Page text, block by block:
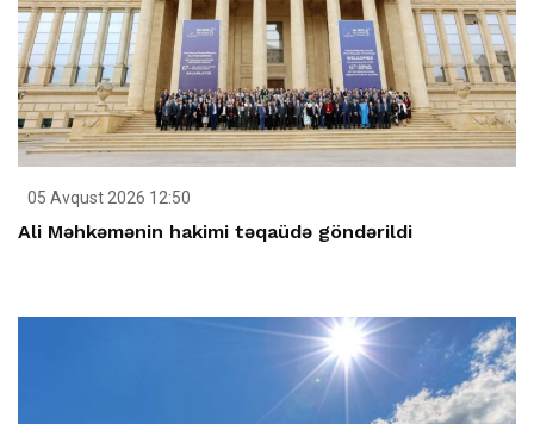
05 Avqust 2026 12:50
Ali Məhkəmənin hakimi təqaüdə göndərildi